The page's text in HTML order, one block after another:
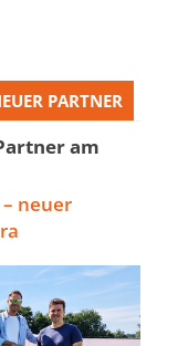
PARTNER
am
neuer